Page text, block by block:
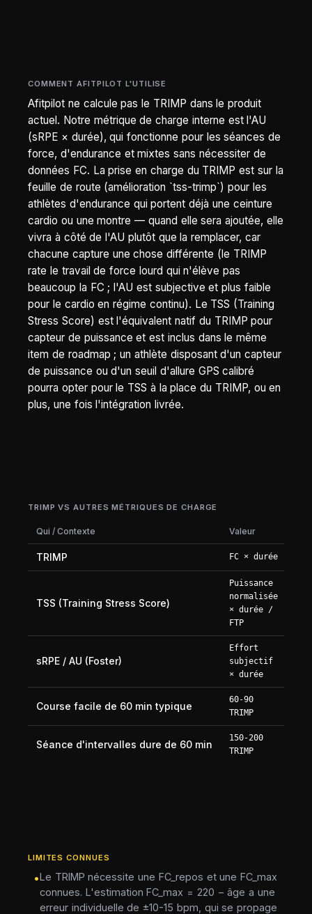
COMMENT AFITPILOT L'UTILISE
Afitpilot ne calcule pas le TRIMP dans le produit
actuel. Notre métrique de charge interne est l'AU
(sRPE × durée), qui fonctionne pour les séances de
force, d'endurance et mixtes sans nécessiter de
données FC. La prise en charge du TRIMP est sur la
feuille de route (amélioration `tss-trimp`) pour les
athlètes d'endurance qui portent déjà une ceinture
cardio ou une montre — quand elle sera ajoutée, elle
vivra à côté de l'AU plutôt que la remplacer, car
chacune capture une chose différente (le TRIMP
rate le travail de force lourd qui n'élève pas
beaucoup la FC ; l'AU est subjective et plus faible
pour le cardio en régime continu). Le TSS (Training
Stress Score) est l'équivalent natif du TRIMP pour
capteur de puissance et est inclus dans le même
item de roadmap ; un athlète disposant d'un capteur
de puissance ou d'un seuil d'allure GPS calibré
pourra opter pour le TSS à la place du TRIMP, ou en
plus, une fois l'intégration livrée.
TRIMP VS AUTRES MÉTRIQUES DE CHARGE
Qui / Contexte Valeur
TRIMP FC × durée
TSS (Training Stress Score)
Puissance
normalisée
× durée /
FTP
sRPE / AU (Foster)
Effort
subjectif
× durée
Course facile de 60 min typique
60-90
TRIMP
Séance d'intervalles dure de 60 min
150-200
TRIMP
LIMITES CONNUES
•Le TRIMP nécessite une FC_repos et une FC_max
connues. L'estimation FC_max = 220 − âge a une
erreur individuelle de ±10-15 bpm, qui se propage